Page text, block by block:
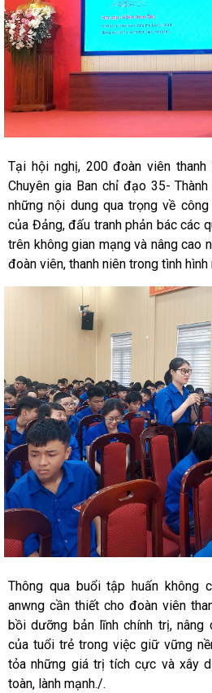
Tại hội nghị, 200 đoàn viên
Chuyên gia Ban chỉ đạo 35-
những nội dung qua trọng về
của Đảng, đấu tranh phản bác các
trên không gian mạng và nâng cao
đoàn viên, thanh niên trong tình hình
Thông qua buổi tập huấn không
anwng cần thiết cho đoàn viên
bồi dưỡng bản lĩnh chính trị, nâng
của tuổi trẻ trong việc giữ vững
tỏa những giá trị tích cực và xây
toàn, lành mạnh./.